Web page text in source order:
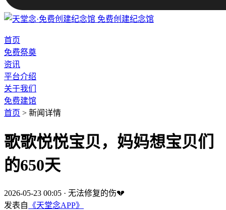
免费创建纪念馆
首页
免费祭奠
资讯
平台介绍
关于我们
免费建馆
首页 > 新闻详情
歌歌悦悦宝贝，妈妈想宝贝们
的650天
2026-05-23 00:05 · 无法修复的伤💔
发表自 《天堂念APP》